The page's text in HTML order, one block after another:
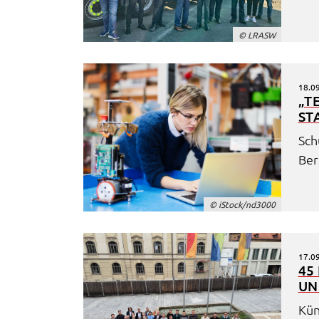
© LRASW
© iStock/nd3000
45
Frontend Benutzer
Anbieter: Landratsamt Schweinfurt
Zweck: Anonyme Klickzählung
Cookie Laufzeit: Session
Barrierefreiheit
accessibility
Zweck: Kontrast und Schriftgröße
Cookie Laufzeit: Session